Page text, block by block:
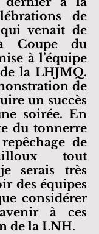
de
venait de
Coupe du
à l’équipe
la LHJMQ.
de
un succès
soirée. En
du tonnerre
de
tout
serais très
des équipes
considérer
à ces
de la LNH.